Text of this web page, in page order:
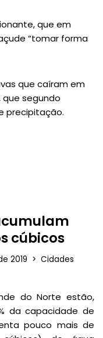
que em
“tomar forma
que caíram em
que segundo
precipitação.
cúbicos
2019 Cidades
do Norte estão,
da capacidade de
pouco mais de